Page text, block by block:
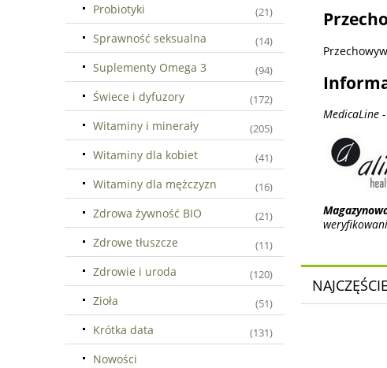
Probiotyki (21)
Sprawność seksualna (14)
Suplementy Omega 3 (94)
Świece i dyfuzory (172)
Witaminy i minerały (205)
Witaminy dla kobiet (41)
Witaminy dla mężczyzn (16)
Zdrowa żywność BIO (21)
Zdrowe tłuszcze (11)
Zdrowie i uroda (120)
Zioła (51)
Krótka data (131)
Nowości
MedicaLine